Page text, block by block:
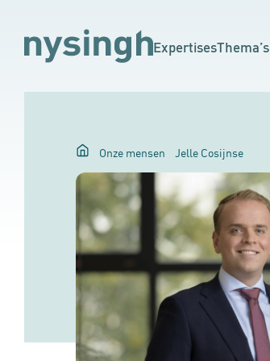
ExpertisesThema’s
Onze mensen Jelle Cosijnse